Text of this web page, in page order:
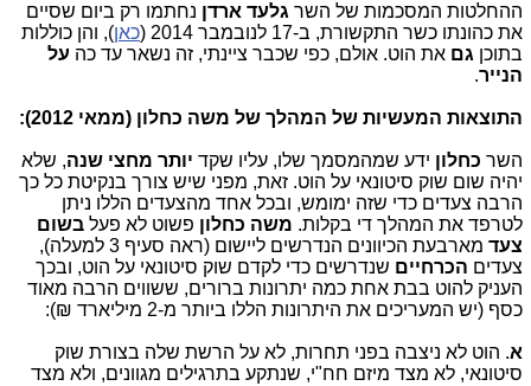
ההחלטות המסכמות של השר גלעד ארדן נחתמו רק ביום שסיים
את כהונתו כשר התקשורת, ב-17 לנובמבר 2014 (
כאן), והן כוללות
בתוכן גם את הוט. אולם, כפי שכבר ציינתי, זה נשאר עד כה על
הנייר.
התוצאות המעשיות של המהלך של משה כחלון (ממאי 2012):
השר כחלון ידע שמהמסמך שלו, עליו שקד יותר מחצי שנה, שלא
יהיה שום שוק סיטונאי על הוט. זאת, מפני שיש צורך בנקיטת כל כך
הרבה צעדים כדי שזה ימומש, ובכל אחד מהצעדים הללו ניתן
לטרפד את המהלך די בקלות. משה כחלון פשוט לא פעל בשום
צעד
מארבעת הכיוונים הנדרשים ליישום (ראה סעיף 3 למעלה),
צעדים הכרחיים שנדרשים כדי לקדם שוק סיטונאי על הוט, ובכך
העניק להוט בבת אחת כמה יתרונות ברורים, ששווים הרבה מאוד
כסף (יש המעריכים את היתרונות הללו ביותר מ-2 מיליארד ₪):
א. הוט לא ניצבה בפני תחרות, לא על הרשת שלה בצורת שוק
סיטונאי, לא מצד מיזם חח"י, שנתקע בתרגילים מגוונים, ולא מצד